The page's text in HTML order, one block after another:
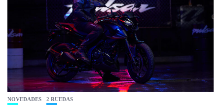
NOVEDADES 2 RUEDAS